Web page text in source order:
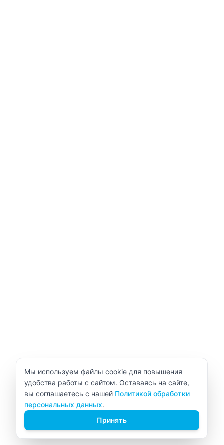
Уведомление об использовании cookie
Мы используем файлы cookie для повышения
удобства работы с сайтом. Оставаясь на сайте,
вы соглашаетесь с нашей Политикой обработки
персональных данных.
Принять